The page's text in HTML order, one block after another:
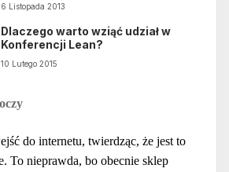
6 Listopada 2013
Dlaczego warto wziąć udział w
Konferencji Lean?
10 Lutego 2015
do internetu, twierdząc, że jest to
To nieprawda, bo obecnie sklep